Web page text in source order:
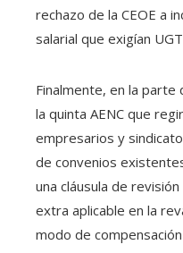
rechazo de la CEOE a
salarial que exigían
Finalmente, en la
la quinta AENC que
empresarios y
de convenios
una cláusula de
extra aplicable en la
modo de